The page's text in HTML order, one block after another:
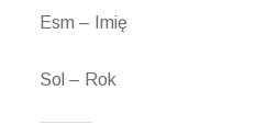
Esm – Imię
Sol – Rok